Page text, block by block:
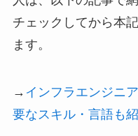
チェックしてから本
ます。
→ インフラエンジニ
要なスキル・言語も